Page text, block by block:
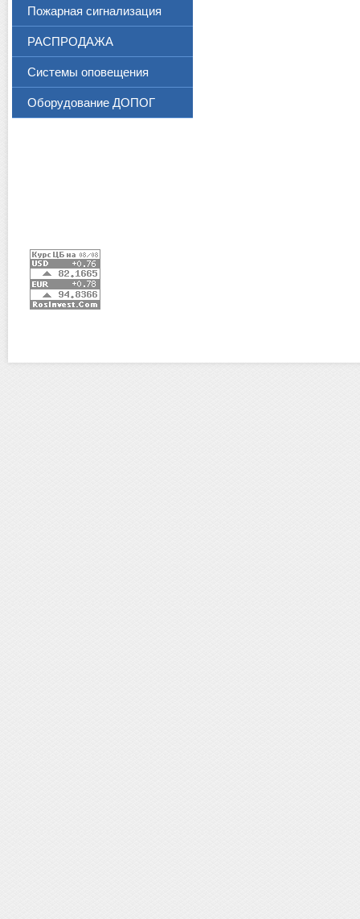
Пожарная сигнализация
РАСПРОДАЖА
Системы оповещения
Оборудование ДОПОГ